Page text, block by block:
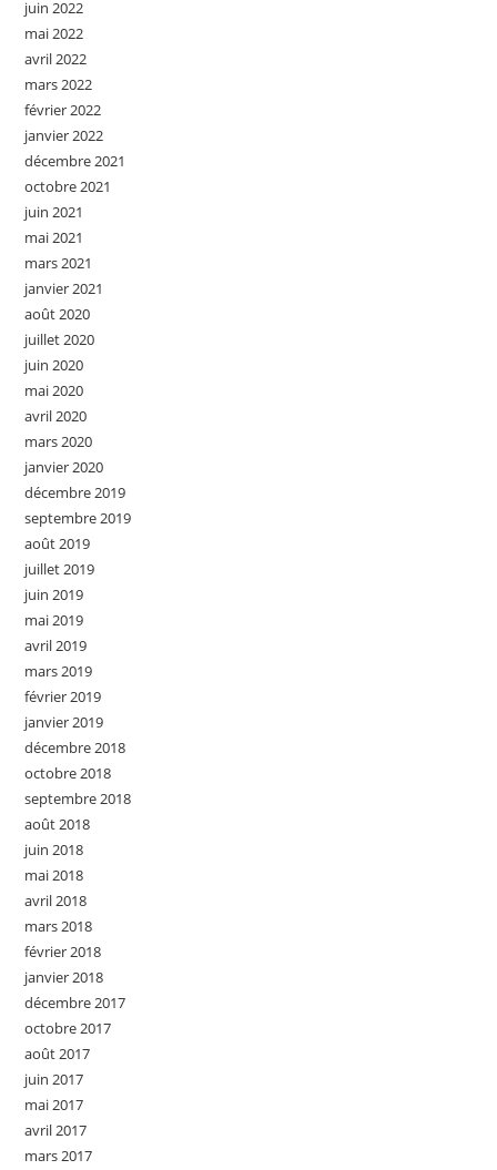
juin 2022
mai 2022
avril 2022
mars 2022
février 2022
janvier 2022
décembre 2021
octobre 2021
juin 2021
mai 2021
mars 2021
janvier 2021
août 2020
juillet 2020
juin 2020
mai 2020
avril 2020
mars 2020
janvier 2020
décembre 2019
septembre 2019
août 2019
juillet 2019
juin 2019
mai 2019
avril 2019
mars 2019
février 2019
janvier 2019
décembre 2018
octobre 2018
septembre 2018
août 2018
juin 2018
mai 2018
avril 2018
mars 2018
février 2018
janvier 2018
décembre 2017
octobre 2017
août 2017
juin 2017
mai 2017
avril 2017
mars 2017